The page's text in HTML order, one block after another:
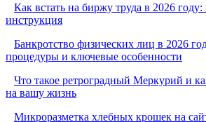
Как встать на биржу труда в 2026
инструкция
Банкротство физических лиц в 2026
процедуры и ключевые особенности
Что такое ретроградный Меркурий и
на вашу жизнь
Микроразметка хлебных крошек на